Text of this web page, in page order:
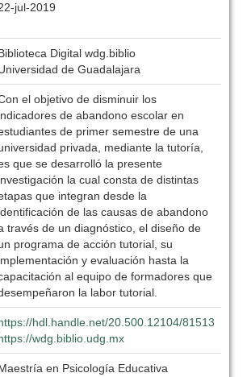
jul-2019
Digital wdg.biblio
de Guadalajara
el objetivo de disminuir los
de abandono escolar en
de primer semestre de una
privada, mediante la tutoría,
que se desarrolló la presente
la cual consta de distintas
que integran desde la
de las causas de abandono
través de un diagnóstico, el diseño de
programa de acción tutorial, su
y evaluación hasta la
al equipo de formadores que
la labor tutorial.
hdl.handle.net/20.500.12104/81513
wdg.biblio.udg.mx
en Psicología Educativa